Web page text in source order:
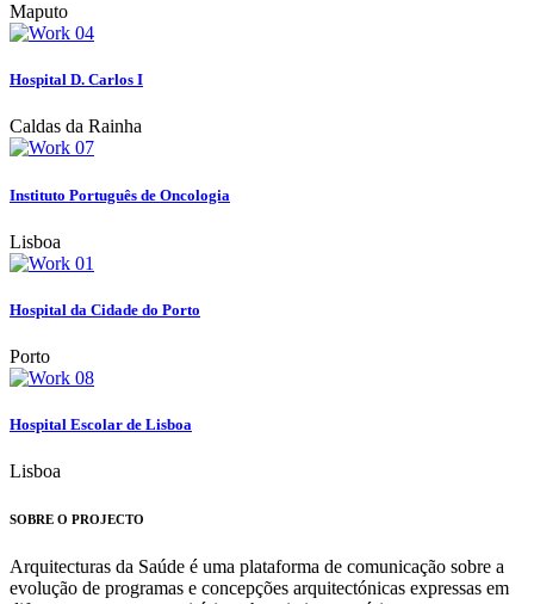
Maputo
Hospital D. Carlos I
Caldas da Rainha
Instituto Português de Oncologia
Lisboa
Hospital da Cidade do Porto
Porto
Hospital Escolar de Lisboa
Lisboa
SOBRE O PROJECTO
Arquitecturas da Saúde é uma plataforma de comunicação sobre a
evolução de programas e concepções arquitectónicas expressas em